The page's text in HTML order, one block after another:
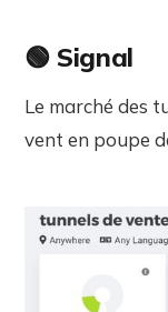
🟢 Signal
Le marché des
vent en poupe